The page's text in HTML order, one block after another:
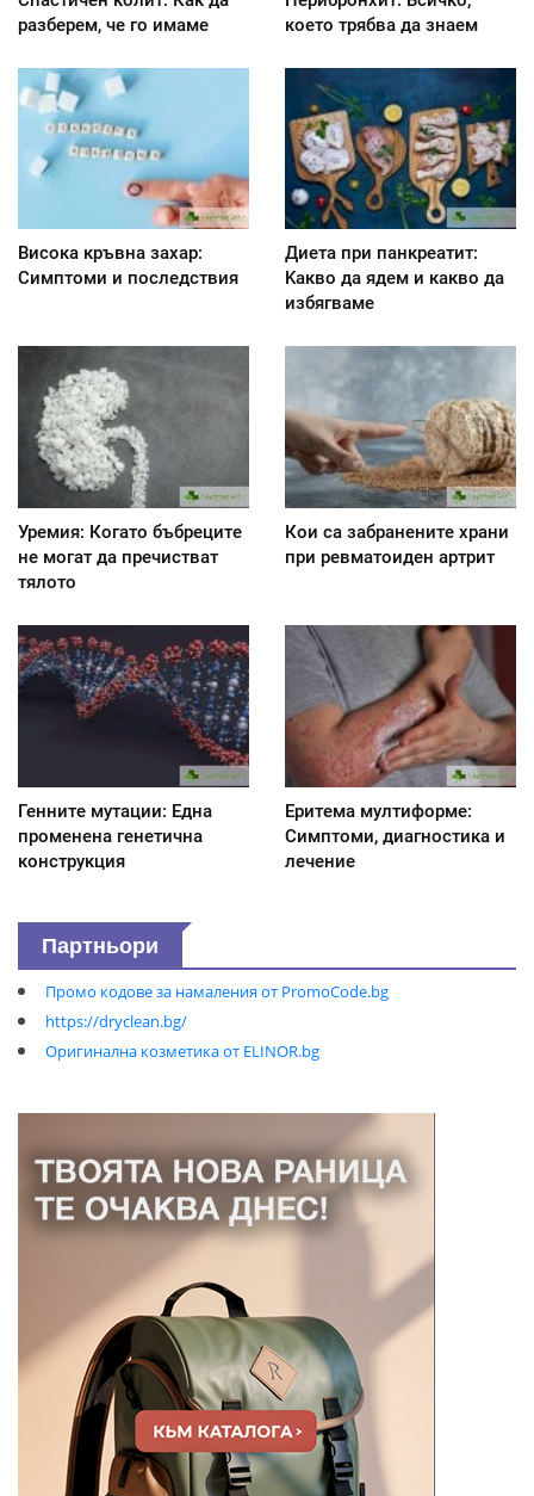
разберем, че го имаме
което трябва да знаем
Висока кръвна захар:
Симптоми и последствия
Диета при панкреатит:
Kакво да ядем и какво да
избягваме
Уремия: Когато бъбреците
не могат да пречистват
тялото
Кои са забранените храни
при ревматоиден артрит
Генните мутации: Една
променена генетична
конструкция
Еритема мултиформе:
Симптоми, диагностика и
лечение
Партньори
Промо кодове за намаления от PromoCode.bg
https://dryclean.bg/
Оригинална козметика от ELINOR.bg